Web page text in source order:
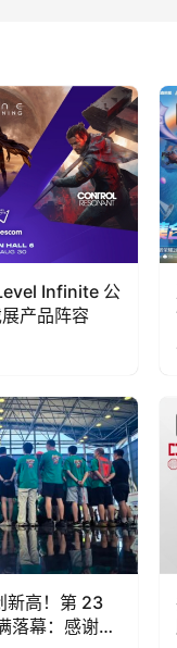
Infinite 公
产品阵容
新高！第 23
落幕：感谢有